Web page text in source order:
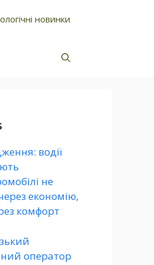
новинки
водії
не
економію,
комфорт
оператор